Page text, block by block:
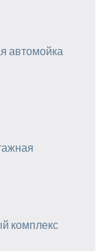
автомойка
комплекс